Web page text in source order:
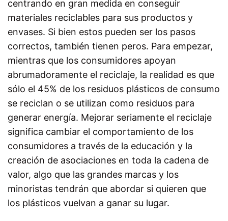
centrando en gran medida en conseguir
materiales reciclables para sus productos y
envases. Si bien estos pueden ser los pasos
correctos, también tienen peros. Para empezar,
mientras que los consumidores apoyan
abrumadoramente el reciclaje, la realidad es que
sólo el 45% de los residuos plásticos de consumo
se reciclan o se utilizan como residuos para
generar energía. Mejorar seriamente el reciclaje
significa cambiar el comportamiento de los
consumidores a través de la educación y la
creación de asociaciones en toda la cadena de
valor, algo que las grandes marcas y los
minoristas tendrán que abordar si quieren que
los plásticos vuelvan a ganar su lugar.